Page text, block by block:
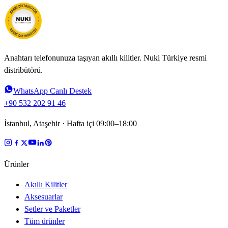
Anahtarı telefonunuza taşıyan akıllı kilitler. Nuki Türkiye resmi
distribütörü.
WhatsApp Canlı Destek
+90 532 202 91 46
İstanbul, Ataşehir · Hafta içi 09:00–18:00
Ürünler
Akıllı Kilitler
Aksesuarlar
Setler ve Paketler
Tüm ürünler